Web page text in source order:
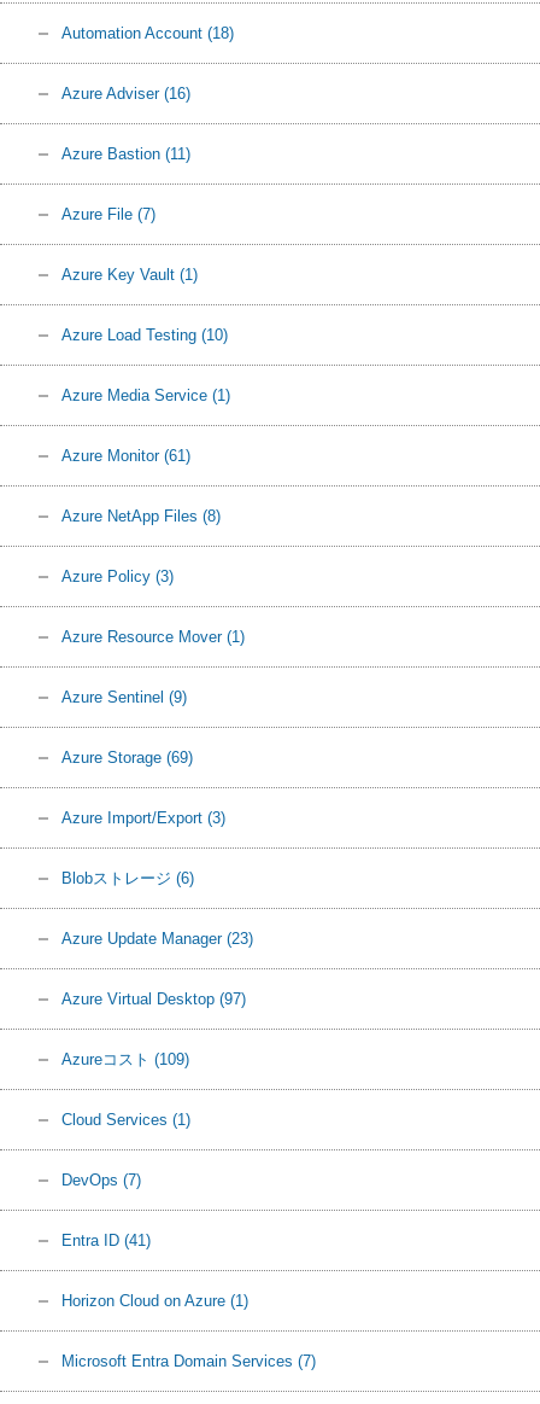
Automation Account (18)
Azure Adviser (16)
Azure Bastion (11)
Azure File (7)
Azure Key Vault (1)
Azure Load Testing (10)
Azure Media Service (1)
Azure Monitor (61)
Azure NetApp Files (8)
Azure Policy (3)
Azure Resource Mover (1)
Azure Sentinel (9)
Azure Storage (69)
Azure Import/Export (3)
Blobストレージ (6)
Azure Update Manager (23)
Azure Virtual Desktop (97)
Azureコスト (109)
Cloud Services (1)
DevOps (7)
Entra ID (41)
Horizon Cloud on Azure (1)
Microsoft Entra Domain Services (7)